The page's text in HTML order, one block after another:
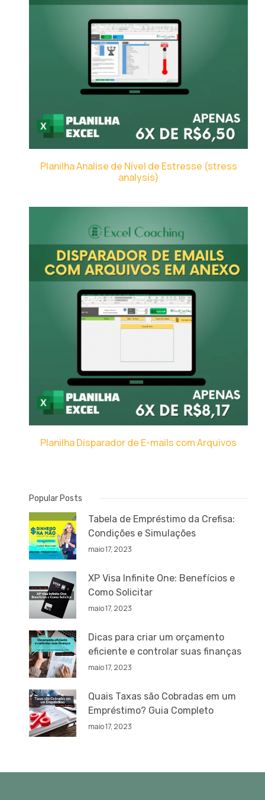
Planilha Analise de Nível de Estresse (stress
analysis)
Planilha Disparador de E-mails com Arquivos
Popular Posts
Tabela de Empréstimo da Crefisa:
Condições e Simulações
maio 17, 2023
XP Visa Infinite One: Benefícios e
Como Solicitar
maio 17, 2023
Dicas para criar um orçamento
eficiente e controlar suas finanças
maio 17, 2023
Quais Taxas são Cobradas em um
Empréstimo? Guia Completo
maio 17, 2023